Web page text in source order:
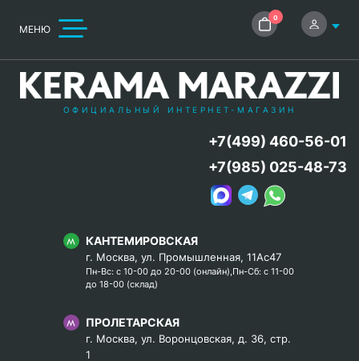
МЕНЮ
0
ОФИЦИАЛЬНЫЙ ИНТЕРНЕТ-МАГАЗИН
КАНТЕМИРОВСКАЯ
г. Москва, ул. Промышленная, 11Ас47
Пн-Вс: с 10-00 до 20-00 (онлайн),Пн-Сб: с 11-00
до 18-00 (склад)
ПРОЛЕТАРСКАЯ
г. Москва, ул. Воронцовская, д. 36, стр.
1
+7(499) 460-56-01
+7(985) 025-48-73